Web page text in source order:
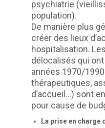
psychiatrie
population).
De manière plus
créer des lieux
hospitalisation.
délocalisés qui
années 1970/
thérapeutiques,
d’accueil...) sont
pour cause de
La prise en charge